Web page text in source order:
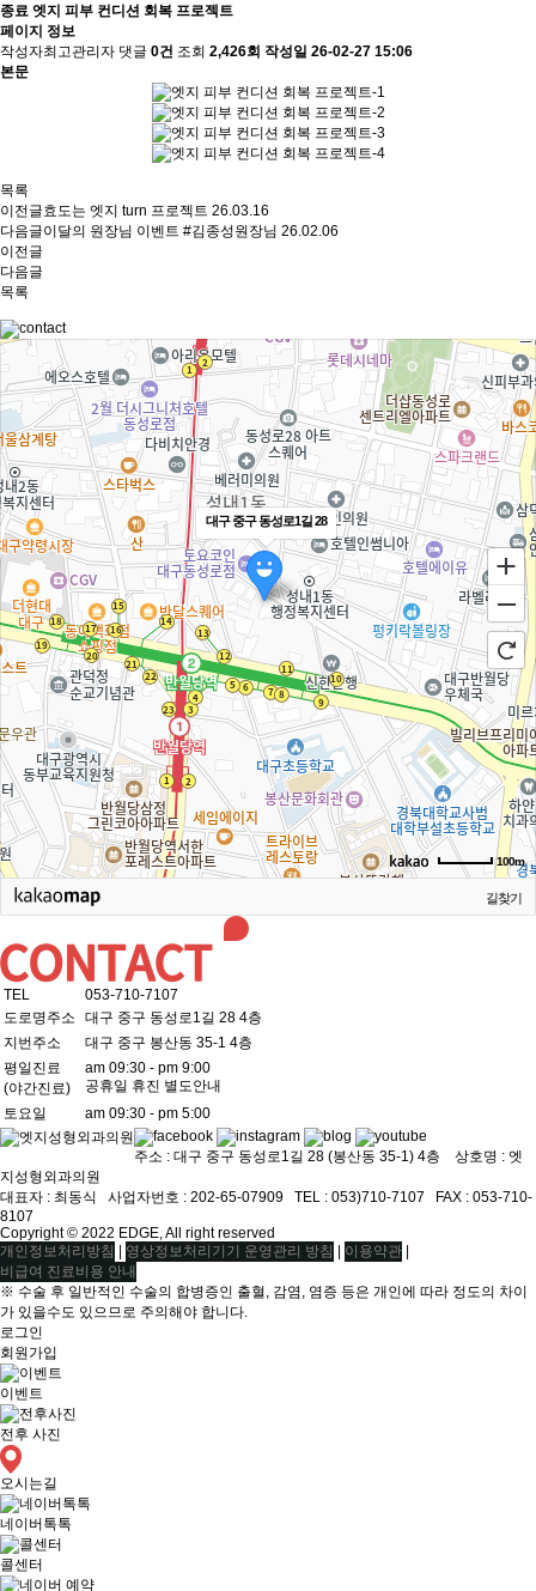
종료 엣지 피부 컨디션 회복 프로젝트
페이지 정보
작성자최고관리자 댓글 0건 조회 2,426회 작성일 26-02-27 15:06
본문
목록
이전글효도는 엣지 turn 프로젝트 26.03.16
다음글이달의 원장님 이벤트 #김종성원장님 26.02.06
이전글
다음글
목록
대구 중구 동성로1길 28
100m
길찾기
TEL
053-710-7107
도로명주소
대구 중구 동성로1길 28 4층
지번주소
대구 중구 봉산동 35-1 4층
평일진료
(야간진료)
am 09:30 - pm 9:00
공휴일 휴진 별도안내
토요일
am 09:30 - pm 5:00
주소 : 대구 중구 동성로1길 28 (봉산동 35-1) 4층 상호명 : 엣
지성형외과의원
대표자 : 최동식ㅤ 사업자번호 : 202-65-07909ㅤ TEL : 053)710-7107ㅤ FAX : 053-710-
8107
Copyright © 2022 EDGE, All right reserved
개인정보처리방침
영상정보처리기기 운영관리 방침 이용약관
비급여 진료비용 안내
※ 수술 후 일반적인 수술의 합병증인 출혈, 감염, 염증 등은 개인에 따라 정도의 차이
가 있을수도 있으므로 주의해야 합니다.
로그인
회원가입
이벤트
전후 사진
오시는길
네이버톡톡
콜센터